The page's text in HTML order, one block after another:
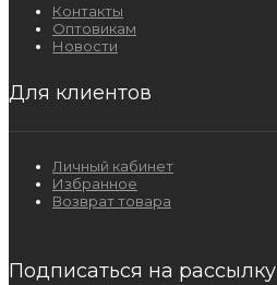
Контакты
Оптовикам
Новости
Для клиентов
Личный кабинет
Избранное
Возврат товара
Подписаться на рассылку